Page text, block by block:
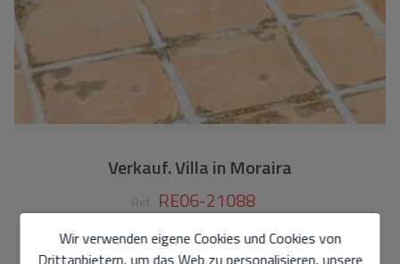
Verkauf. Villa in Moraira
Ref. RE06-21088
450.000 €
Wir verwenden eigene Cookies und Cookies von
Drittanbietern, um das Web zu personalisieren, unsere